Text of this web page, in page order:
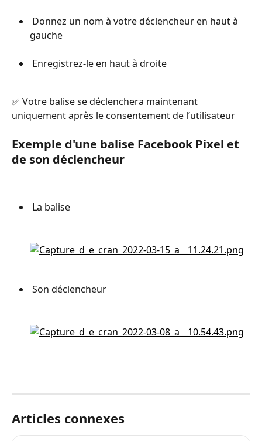
gauche
Enregistrez-le en haut à droite
✅ Votre balise se déclenchera maintenant
uniquement après le consentement de l’utilisateur
Exemple d'une balise Facebook Pixel et
de son déclencheur
La balise
Son déclencheur
Articles connexes